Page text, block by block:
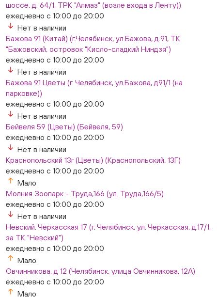
шоссе, д. 64/1, ТРК "Алмаз" (возле входа в Ленту))
ежедневно с 10:00 до 20:00
Нет в наличии
Бажова 91 (Китай) (г.Челябинск, ул.Бажова, д.91, ТК
"Бажовский, островок "Кисло-сладкий Ниндзя")
ежедневно с 10:00 до 20:00
Нет в наличии
Бажова 91 Цветы (г. Челябинск, ул.Бажова, д91/1 (на
парковке))
ежедневно с 10:00 до 20:00
Нет в наличии
Бейвеля 59 (Цветы) (Бейвеля, 59)
ежедневно с 10:00 до 20:00
Нет в наличии
Краснопольский 13г (Цветы) (Краснопольский, 13Г)
ежедневно с 10:00 до 20:00
Мало
Молния Зоопарк - Труда,166 (ул. Труда,166/5)
ежедневно с 10:00 до 20:00
Нет в наличии
Невский. Черкасская 17 (г. Челябинск, ул. Черкасская, д.17/1,
за ТК "Невский")
ежедневно с 10:00 до 20:00
Мало
Овчинникова, д 12 (Челябинск, улица Овчинникова, 12А)
ежедневно с 10:00 до 20:00
Мало